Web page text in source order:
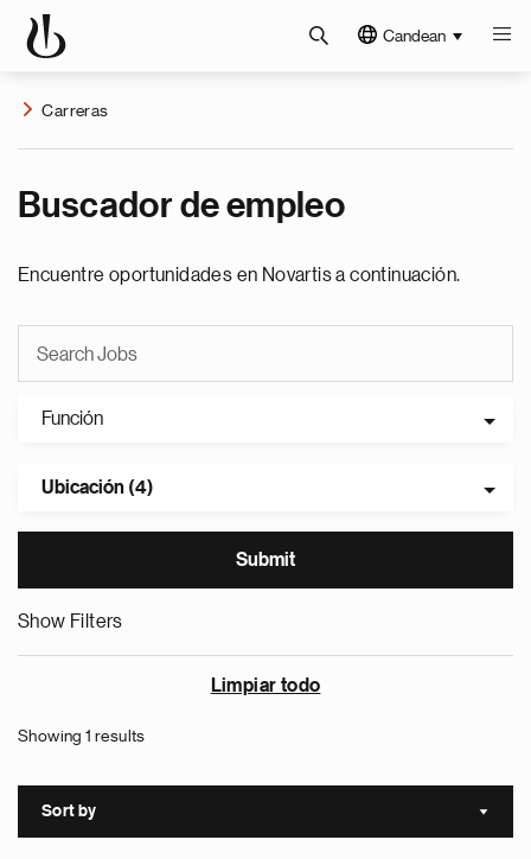
Candean
Carreras
Buscador de empleo
Encuentre oportunidades en Novartis a continuación.
Función
Ubicación (4)
Show Filters
Limpiar todo
Showing 1 results
Sort by Sort